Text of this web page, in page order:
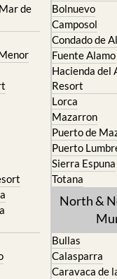
de
Bolnuevo
Camposol
Condado de
Fuente Alamo
Hacienda del
Resort
Lorca
Mazarron
Puerto de
Puerto
Sierra Espuna
Totana
North &
Bullas
Calasparra
Caravaca de